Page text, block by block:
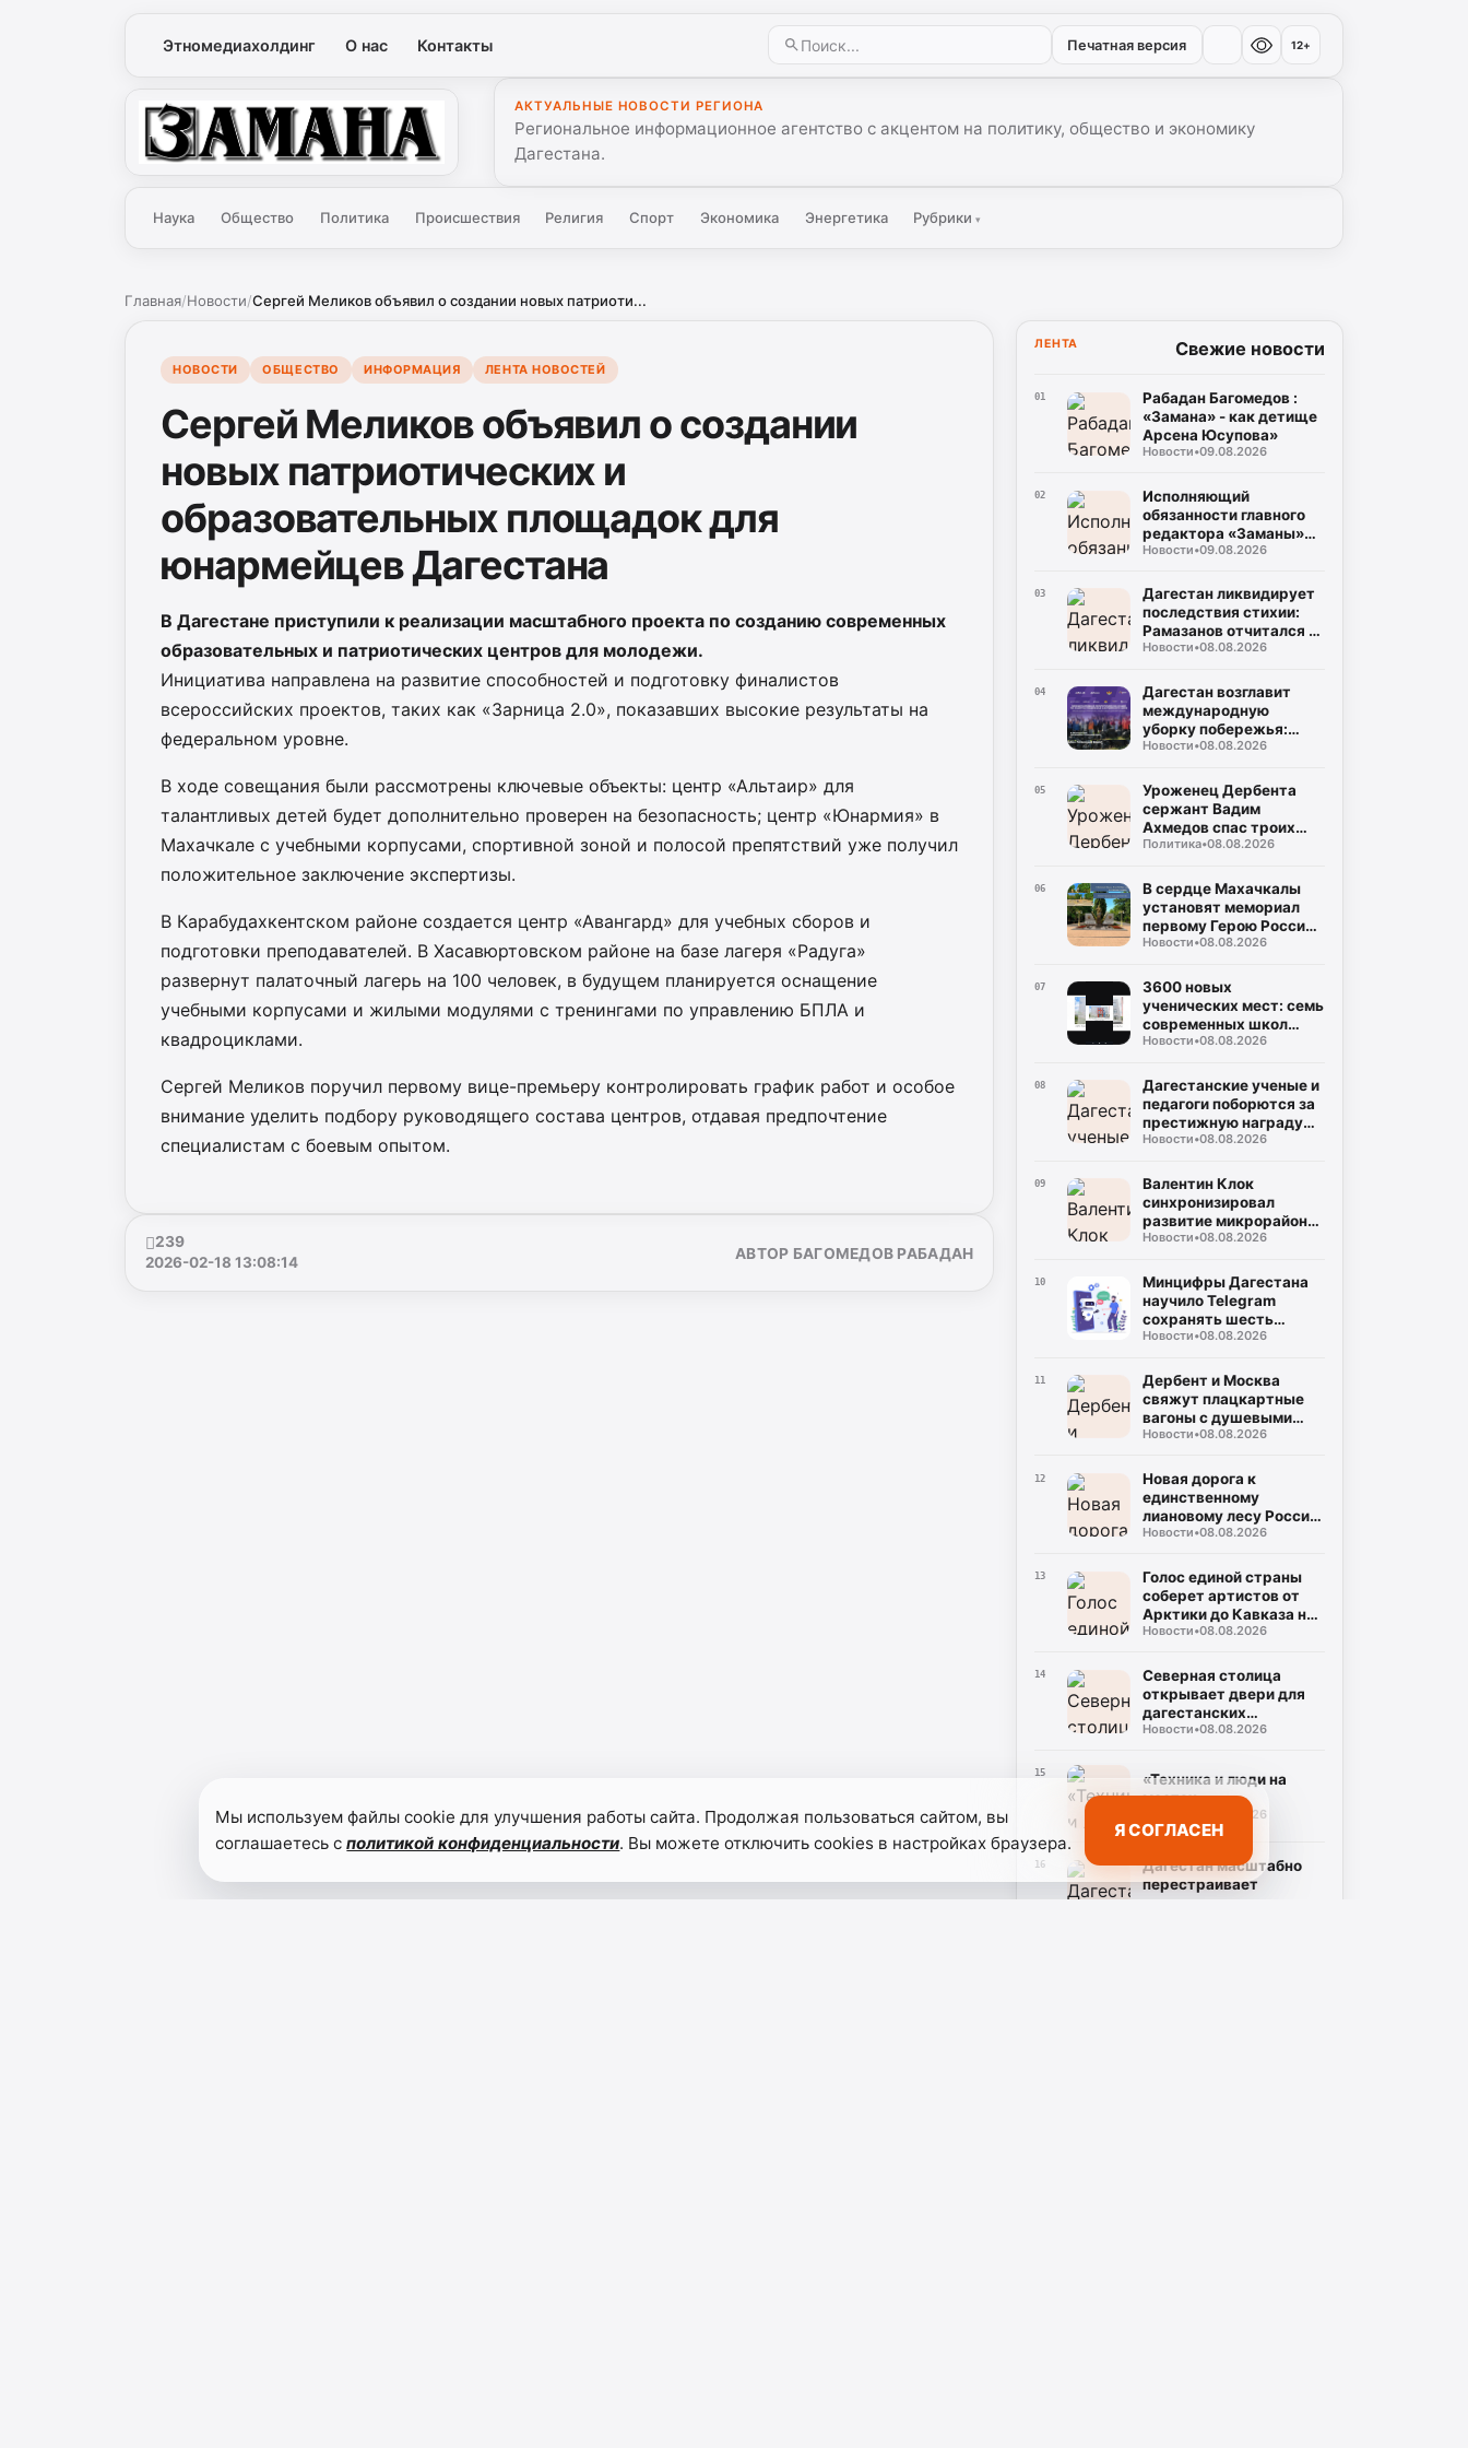
Этномедиахолдинг О нас Контакты Печатная версия 12+
Замана
АКТУАЛЬНЫЕ НОВОСТИ РЕГИОНА
Региональное информационное агентство с акцентом на политику, общество и экономику
Дагестана.
Наука Общество Политика Происшествия Религия Спорт Экономика Энергетика Рубрики▾
Главная/Новости/Сергей Меликов объявил о создании новых патриоти...
НОВОСТИ ОБЩЕСТВО ИНФОРМАЦИЯ ЛЕНТА НОВОСТЕЙ
Сергей Меликов объявил о создании
новых патриотических и
образовательных площадок для
юнармейцев Дагестана
В Дагестане приступили к реализации масштабного проекта по созданию современных
образовательных и патриотических центров для молодежи.
Инициатива направлена на развитие способностей и подготовку финалистов
всероссийских проектов, таких как «Зарница 2.0», показавших высокие результаты на
федеральном уровне.
В ходе совещания были рассмотрены ключевые объекты: центр «Альтаир» для
талантливых детей будет дополнительно проверен на безопасность; центр «Юнармия» в
Махачкале с учебными корпусами, спортивной зоной и полосой препятствий уже получил
положительное заключение экспертизы.
В Карабудахкентском районе создается центр «Авангард» для учебных сборов и
подготовки преподавателей. В Хасавюртовском районе на базе лагеря «Радуга»
развернут палаточный лагерь на 100 человек, в будущем планируется оснащение
учебными корпусами и жилыми модулями с тренингами по управлению БПЛА и
квадроциклами.
Сергей Меликов поручил первому вице-премьеру контролировать график работ и особое
внимание уделить подбору руководящего состава центров, отдавая предпочтение
специалистам с боевым опытом.
239
2026-02-18 13:08:14
АВТОР БАГОМЕДОВ РАБАДАН
ЛЕНТА Свежие новости
01
Рабадан Багомедов :
«Замана» - как детище
Арсена Юсупова»
Новости•09.08.2026
02
Исполняющий
обязанности главного
редактора «Заманы»
Рабадан Багомедов
читателей с 105-летним
юбилеем газеты
Новости•09.08.2026
03
Дагестан ликвидирует
последствия стихии:
Рамазанов отчитался о
выплатах 80 тысячам
Новости•08.08.2026
04
Дагестан возглавит
международную
уборку побережья:
стартует акция
общая
ответственность»
Новости•08.08.2026
05
Уроженец Дербента
сержант Вадим
Ахмедов спас троих
бойцов из-под
Херсонской области
Политика•08.08.2026
06
В сердце Махачкалы
установят мемориал
первому Герою России
СВО Нурмагомеду
Новости•08.08.2026
07
3600 новых
ученических мест: семь
современных школ
откроют двери для
сентября
Новости•08.08.2026
08
Дагестанские ученые и
педагоги поборются за
престижную награду
«Знание. Премия» в
Новости•08.08.2026
09
Валентин Клок
синхронизировал
развитие микрорайона
«Ипподром» с нуждами
Новости•08.08.2026
10
Минцифры Дагестана
научило Telegram
сохранять шесть
национальных языков
Новости•08.08.2026
11
Дербент и Москва
свяжут плацкартные
вагоны с душевыми
кабинами
Новости•08.08.2026
12
Новая дорога к
единственному
лиановому лесу России
укладывается
Дагестане
Новости•08.08.2026
13
Голос единой страны
соберет артистов от
Арктики до Кавказа на
фестивале «МЫ» в
Новости•08.08.2026
14
Северная столица
открывает двери для
дагестанских
школьников
Новости•08.08.2026
15
«Техника и люди на
местах»
08.08.2026
16
Дагестан масштабно
перестраивает
Мы используем файлы cookie для улучшения работы сайта. Продолжая пользоваться сайтом, вы
соглашаетесь сполитикой конфиденциальности. Вы можете отключить cookies в настройках браузера.
Я СОГЛАСЕН